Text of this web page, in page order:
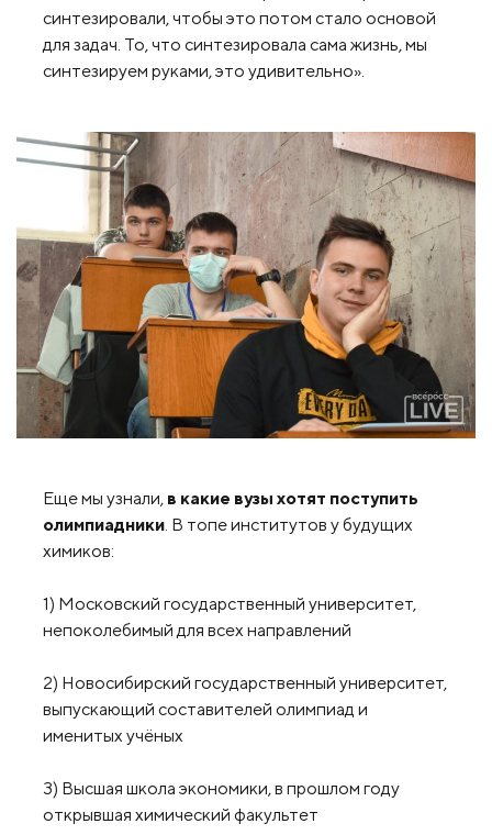
синтезировали, чтобы это потом стало основой
для задач. То, что синтезировала сама жизнь, мы
синтезируем руками, это удивительно».
Еще мы узнали, в какие вузы хотят поступить
олимпиадники. В топе институтов у будущих
химиков:
1) Московский государственный университет,
непоколебимый для всех направлений
2) Новосибирский государственный университет,
выпускающий составителей олимпиад и
именитых учёных
3) Высшая школа экономики, в прошлом году
открывшая химический факультет